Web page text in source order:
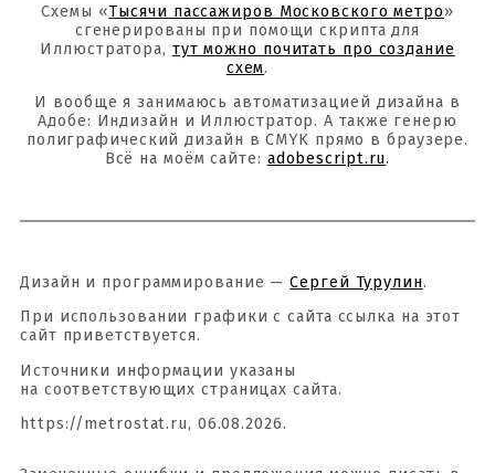
Схемы «Тысячи пассажиров Московского метро»
сгенерированы при помощи скрипта для
Иллюстратора, тут можно почитать про создание
схем.
И вообще я занимаюсь автоматизацией дизайна в
Адобе: Индизайн и Иллюстратор. А также генерю
полиграфический дизайн в CMYK прямо в браузере.
Всё на моём сайте: adobescript.ru.
Дизайн и программирование —Сергей Турулин.
При использовании графики с сайта ссылка на этот
сайт приветствуется.
Источники информации указаны
на соответствующих страницах сайта.
https://metrostat.ru, 06.08.2026.